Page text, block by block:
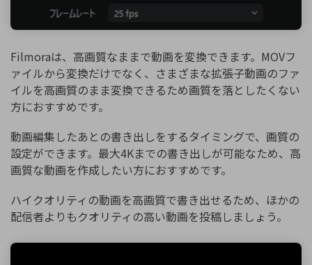
Filmoraは、高画質なままで動画を変換できます。MOVフ
ァイルから変換だけでなく、さまざまな拡張子動画のファ
イルを高画質のまま変換できるため画質を落としたくない
方におすすめです。
動画編集したあとの書き出しをするタイミングで、画質の
設定ができます。最大4Kまでの書き出しが可能なため、高
画質な動画を作成したい方におすすめです。
ハイクオリティの動画を高画質で書き出せるため、ほかの
配信者よりもクオリティの高い動画を投稿しましょう。